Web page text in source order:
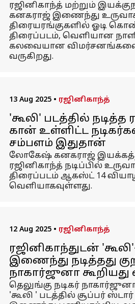
ரஜினிகாந்த் மற்றும்
கனகராஜ் இணைந்து
திரையரங்குகளில் ஓடி
திரைப்படம், வெளியான
கலவையான விமர்சனங்களை
வருகிறது.
13 Aug 2025 • ரஜினிகாந்த்
'கூலி' படத்தில் நடித்த
கான் உள்ளிட்ட
சம்பளம் இதுதான்
லோகேஷ் கனகராஜ்
ரஜினிகாந்த் நடிப்பில்
திரைப்படம் ஆகஸ்ட் 14
வெளியாகவுள்ளது.
12 Aug 2025 • ரஜினிகாந்த்
ரஜினிகாந்துடன்
இணைந்து நடித்தது
நாகார்ஜுனா
தெலுங்கு நடிகர்
'கூலி ' படத்தில் சூப்பர்